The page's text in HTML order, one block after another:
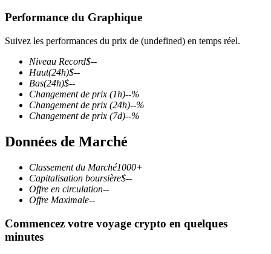
Futures COIN-M
Contrats à terme sur crypto-monnaie
premières
Performance du Graphique
Suivez les performances du prix de (undefined) en temps réel.
Niveau Record$--
Haut(24h)$--
Bas(24h)$--
Changement de prix (1h)--%
Changement de prix (24h)--%
Changement de prix (7d)--%
Données de Marché
Classement du Marché1000+
Capitalisation boursière$--
Offre en circulation--
Offre Maximale--
Commencez votre voyage crypto en quelques
minutes